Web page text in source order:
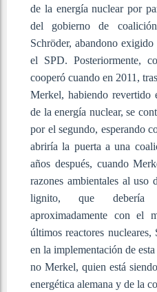
de la energía nuclear por
del gobierno de
Schröder, abandono
el SPD. Posteriormente,
cooperó cuando en 2011,
Merkel, habiendo revertido
de la energía nuclear, se
por el segundo, esperando
abriría la puerta a una
años después, cuando
razones ambientales al uso
lignito, que debería
aproximadamente con el
últimos reactores
en la implementación de
no Merkel, quien está
energética alemana y de la